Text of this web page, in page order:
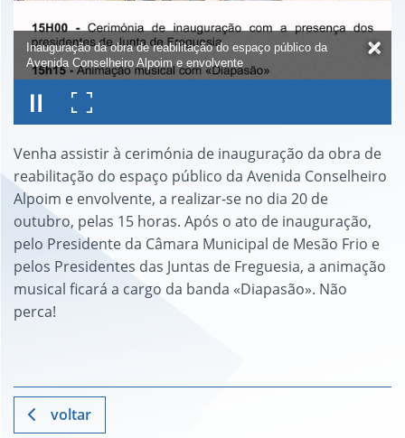
Inauguração da obra de reabilitação do espaço público da
Avenida Conselheiro Alpoim e envolvente
Venha assistir à cerimónia de inauguração da obra de
reabilitação do espaço público da Avenida Conselheiro
Alpoim e envolvente, a realizar-se no dia 20 de
outubro, pelas 15 horas. Após o ato de inauguração,
pelo Presidente da Câmara Municipal de Mesão Frio e
pelos Presidentes das Juntas de Freguesia, a animação
musical ficará a cargo da banda «Diapasão». Não
perca!
voltar